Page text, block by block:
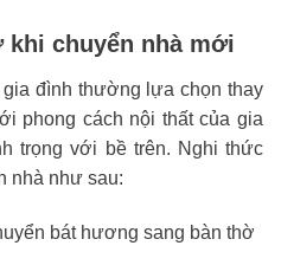
khi chuyển nhà mới
đình thường lựa chọn thay
phong cách nội thất của gia
trọng với bề trên. Nghi thức
nhà như sau:
bát hương sang bàn thờ